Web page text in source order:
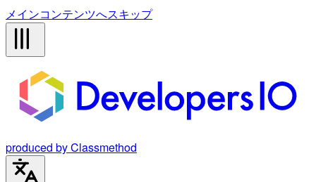
メインコンテンツへスキップ
produced by Classmethod